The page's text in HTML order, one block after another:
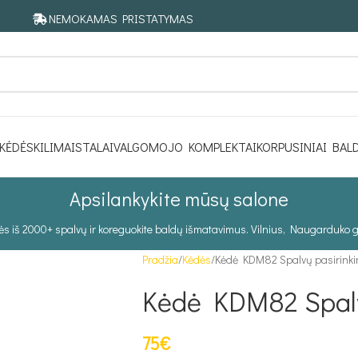
NEMOKAMAS PRISTATYMAS
KĖDĖSKILIMAISTALAIVALGOMOJO KOMPLEKTAIKORPUSINIAI
Apsilankykite mūsų salone
iš 2000+ spalvų ir koreguokite baldų išmatavimus. Vilnius, Naugarduko
Pradžia Kėdės Kėdė KDM82 Spalvų
Kėdė KDM82
75€